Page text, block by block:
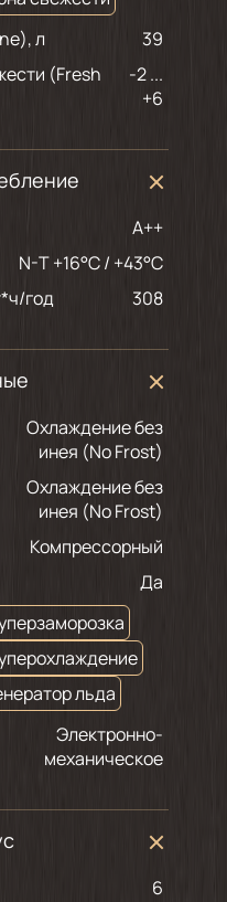
л
39
(Fresh
-2 ...
+6
A++
N-T +16°C / +43°C
год
308
Охлаждение без
инея (No Frost)
Охлаждение без
инея (No Frost)
Компрессорный
Да
льда
Электронно-
механическое
6